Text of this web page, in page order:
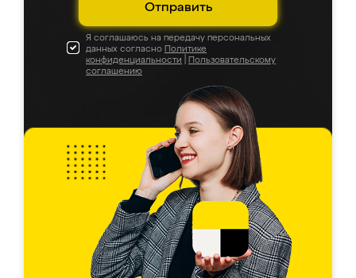
Отправить
Я соглашаюсь на передачу персональных
данных согласно Политике
конфиденциальности
Пользовательскому
соглашению